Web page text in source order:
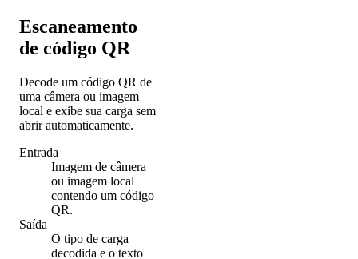
Escaneamento
de código QR
Decode um código QR de
uma câmera ou imagem
local e exibe sua carga sem
abrir automaticamente.
Entrada
Imagem de câmera
ou imagem local
contendo um código
QR.
Saída
O tipo de carga
decodida e o texto